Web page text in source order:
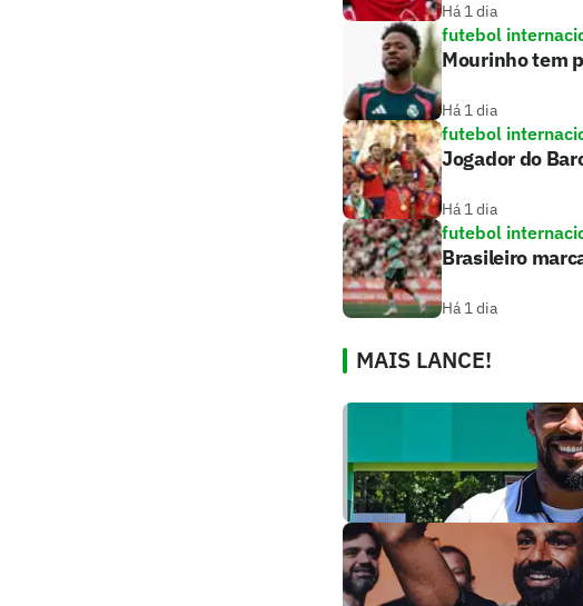
Há 1 dia
futebol
Mourinho tem
Há 1 dia
futebol
Jogador do
Há 1 dia
futebol
Brasileiro
Há 1 dia
MAIS LANCE!